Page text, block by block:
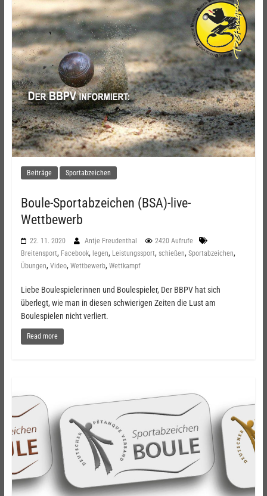
Beiträge Sportabzeichen
Boule-Sportabzeichen (BSA)-live-
Wettbewerb
22. 11. 2020 Antje Freudenthal
2420 Aufrufe
Breitensport, Facebook, legen, Leistungssport, schießen, Sportabzeichen,
Übungen, Video, Wettbewerb, Wettkampf
Liebe Boulespielerinnen und Boulespieler, Der BBPV hat sich
überlegt, wie man in diesen schwierigen Zeiten die Lust am
Boulespielen nicht verliert.
Read more